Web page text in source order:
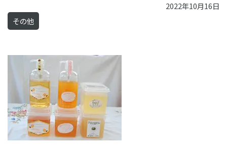
2022年10月16日
その他